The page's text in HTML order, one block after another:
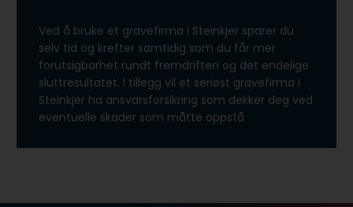
Ved å bruke et gravefirma i Steinkjer sparer du
selv tid og krefter samtidig som du får mer
forutsigbarhet rundt fremdriften og det endelige
sluttresultatet. I tillegg vil et seriøst gravefirma i
Steinkjer ha ansvarsforsikring som dekker deg ved
eventuelle skader som måtte oppstå